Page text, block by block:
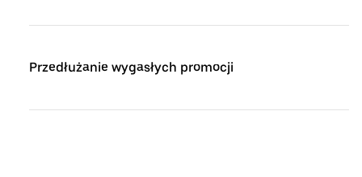
Przedłużanie wygasłych promocji